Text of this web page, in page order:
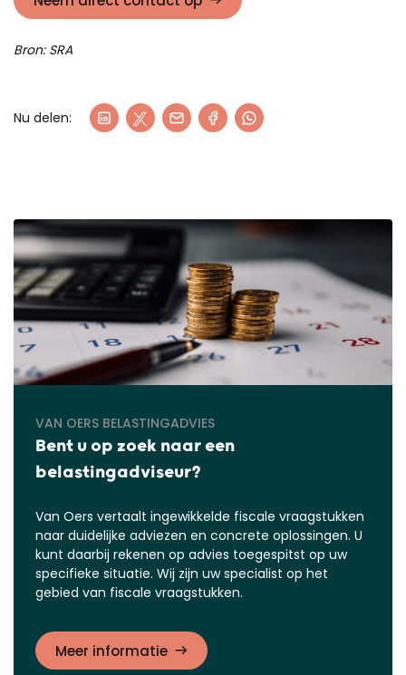
Bron: SRA
Nu delen:
VAN OERS BELASTINGADVIES
Bent u op zoek naar een
belastingadviseur?
Van Oers vertaalt ingewikkelde fiscale vraagstukken
naar duidelijke adviezen en concrete oplossingen. U
kunt daarbij rekenen op advies toegespitst op uw
specifieke situatie. Wij zijn uw specialist op het
gebied van fiscale vraagstukken.
Meer informatie